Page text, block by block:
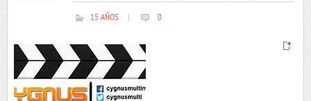
15 AÑOS 0